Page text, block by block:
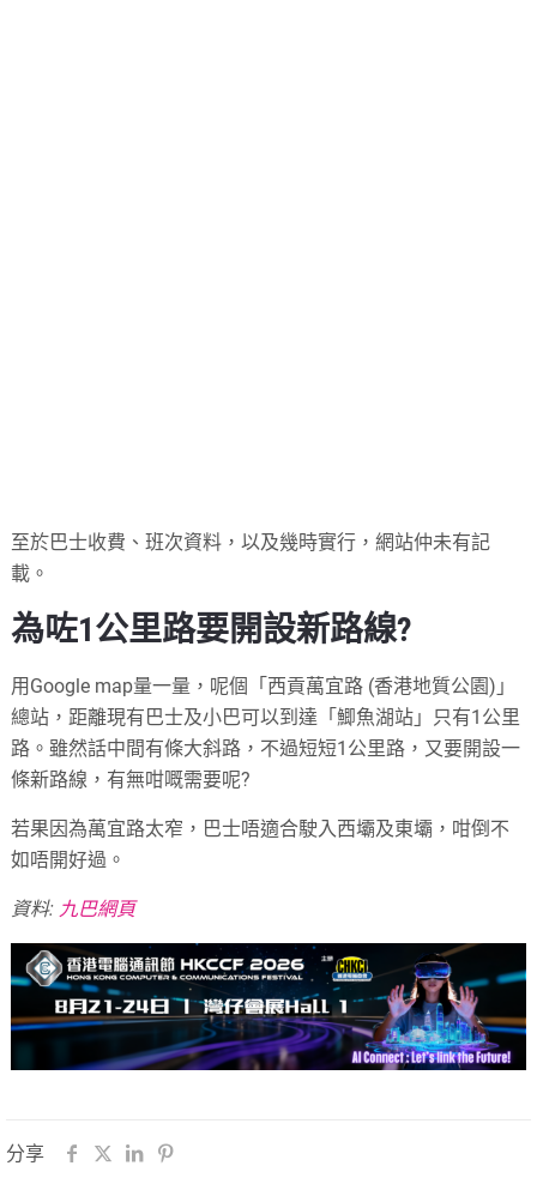
至於巴士收費、班次資料，以及幾時實行，網站仲未有記
載。
為咗1公里路要開設新路線?
用Google map量一量，呢個「西貢萬宜路 (香港地質公園)」
總站，距離現有巴士及小巴可以到達「鯽魚湖站」只有1公里
路。雖然話中間有條大斜路，不過短短1公里路，又要開設一
條新路線，有無咁嘅需要呢?
若果因為萬宜路太窄，巴士唔適合駛入西壩及東壩，咁倒不
如唔開好過。
資料: 九巴網頁
分享